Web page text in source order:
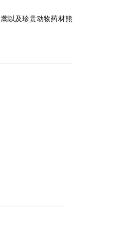
以及珍贵动物药材熊